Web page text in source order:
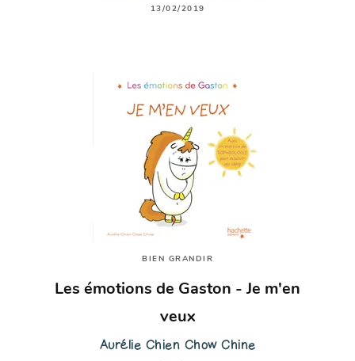
13/02/2019
BIEN GRANDIR
Les émotions de Gaston - Je m'en
veux
Aurélie Chien Chow Chine